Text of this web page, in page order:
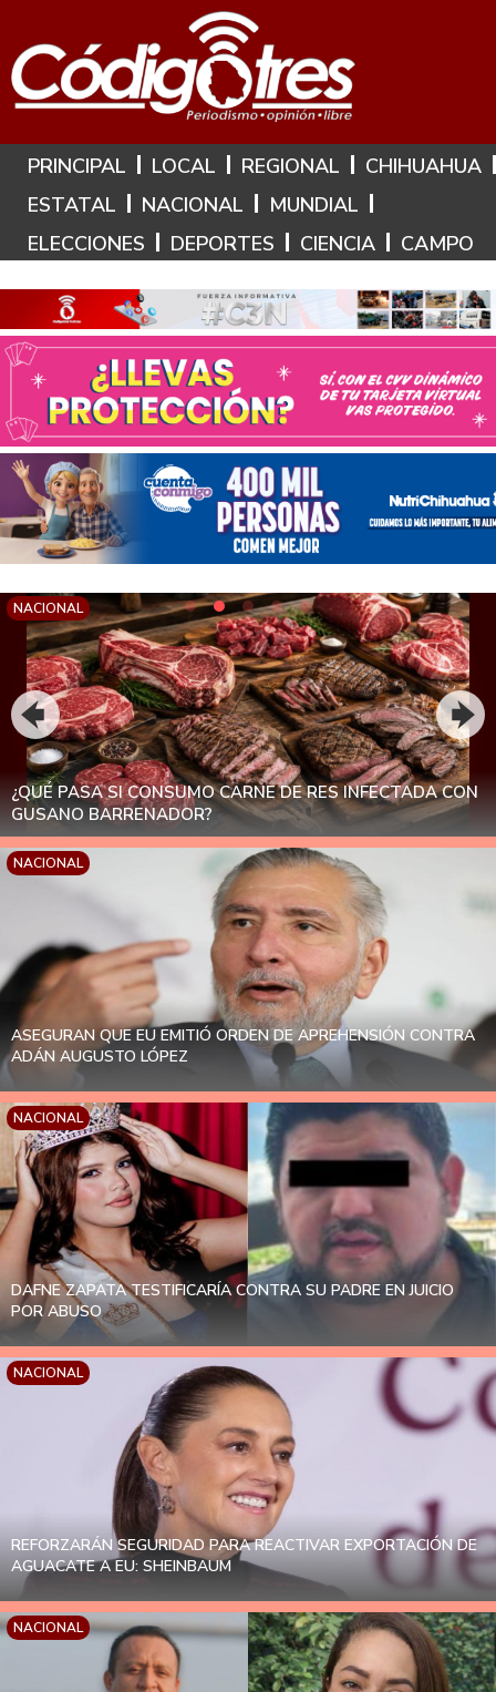
Hoy es: 6 de Agosto de 2026
PRINCIPAL LOCAL REGIONAL
CHIHUAHUA
ESTATAL
NACIONAL
MUNDIAL
ELECCIONES
DEPORTES CIENCIA CAMPO
NACIONAL
¿QUÉ PASA SI CONSUMO CARNE DE RES INFECTADA CON
GUSANO BARRENADOR?
NACIONAL
ASEGURAN QUE EU EMITIÓ ORDEN DE APREHENSIÓN CONTRA
ADÁN AUGUSTO LÓPEZ
NACIONAL
DAFNE ZAPATA TESTIFICARÍA CONTRA SU PADRE EN JUICIO
POR ABUSO
NACIONAL
REFORZARÁN SEGURIDAD PARA REACTIVAR EXPORTACIÓN DE
AGUACATE A EU: SHEINBAUM
NACIONAL